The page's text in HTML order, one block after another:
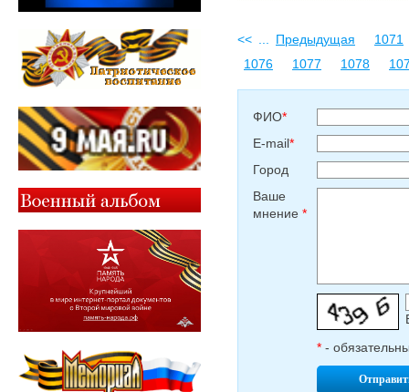
<< Предыдущая
1071
1076
1077 1078
ФИО*
E-mail*
Город
Ваше
мнение *
* -